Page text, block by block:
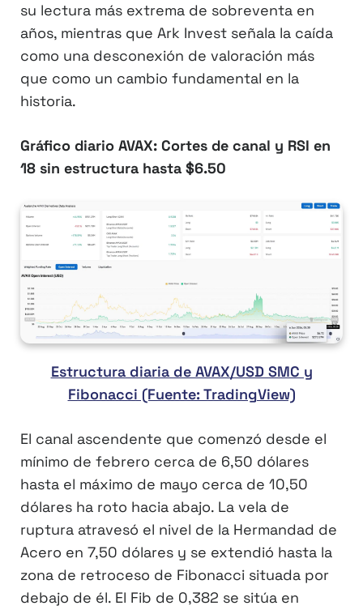
su lectura más extrema de sobreventa en
años, mientras que Ark Invest señala la caída
como una desconexión de valoración más
que como un cambio fundamental en la
historia.
Gráfico diario AVAX: Cortes de canal y RSI en
18 sin estructura hasta $6.50
Estructura diaria de AVAX/USD SMC y
Fibonacci (Fuente: TradingView)
El canal ascendente que comenzó desde el
mínimo de febrero cerca de 6,50 dólares
hasta el máximo de mayo cerca de 10,50
dólares ha roto hacia abajo. La vela de
ruptura atravesó el nivel de la Hermandad de
Acero en 7,50 dólares y se extendió hasta la
zona de retroceso de Fibonacci situada por
debajo de él. El Fib de 0,382 se sitúa en